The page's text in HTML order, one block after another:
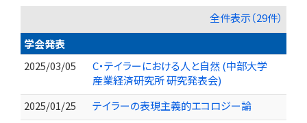
全件表示（29件）
学会発表
2025/03/05
C・テイラーにおける人と自然 (中部大学
産業経済研究所 研究発表会)
2025/01/25
テイラーの表現主義的エコロジー論